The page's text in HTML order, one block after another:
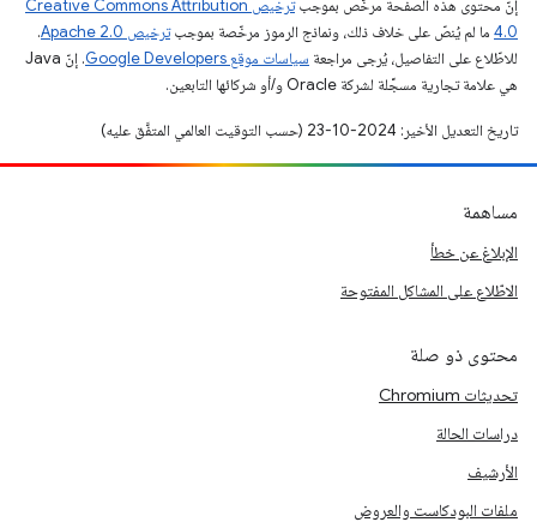
إنّ محتوى هذه الصفحة مرخّص بموجب
ترخيص Creative Commons Attribution
4.0‏ ما لم يُنصّ على خلاف ذلك، ونماذج الرموز مرخّصة بموجبترخيص Apache 2.0‏
.
للاطّلاع على التفاصيل، يُرجى مراجعة سياسات موقع Google Developers‏
. إنّ Java
هي علامة تجارية مسجَّلة لشركة Oracle و/أو شركائها التابعين.
تاريخ التعديل الأخير: 2024-10-23 (حسب التوقيت العالمي المتفَّق عليه)
مساهمة
الإبلاغ عن خطأ
الاطّلاع على المشاكل المفتوحة
محتوى ذو صلة
تحديثات Chromium
دراسات الحالة
الأرشيف
ملفات البودكاست والعروض